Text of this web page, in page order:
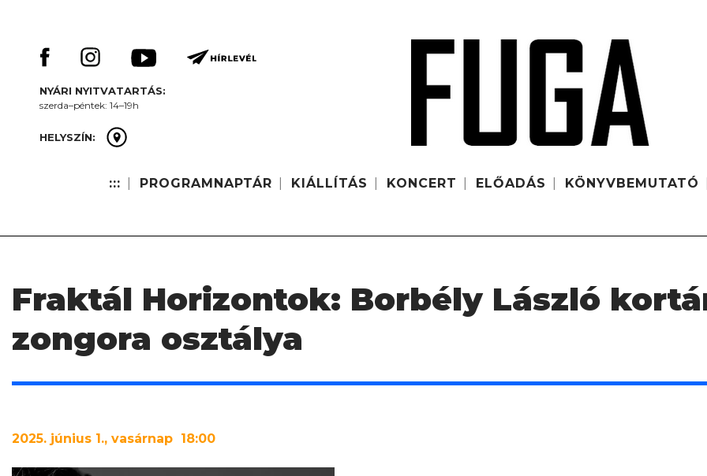
NYÁRI NYITVATARTÁS:
szerda–péntek: 14–19h
HELYSZÍN:
::: PROGRAMNAPTÁR KIÁLLÍTÁS KONCERT ELŐADÁS KÖNYVBEMUTATÓ
Fraktál Horizontok: Borbély László
zongora osztálya
2025. június 1., vasárnap 18:00